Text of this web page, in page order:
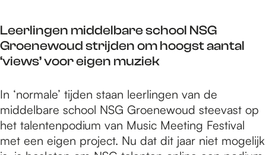
r
t
e
n
e
s
t
c
a
t
i
h
o
f
e
l
i
c
Leerlingen middelbare school NSG
Groenewoud strijden om hoogst aantal
‘views’ voor eigen muziek
L
e
e
r
In ‘normale’ tijden staan leerlingen van de
middelbare school NSG Groenewoud steevast op
het talentenpodium van Music Meeting Festival
met een eigen project. Nu dat dit jaar niet mogelijk